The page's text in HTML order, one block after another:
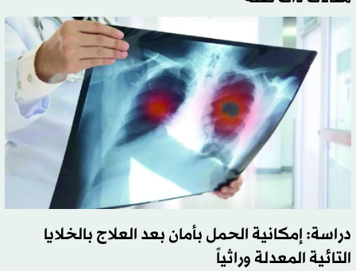
دراسة: إمكانية الحمل بأمان بعد العلاج بالخلايا
التائية المعدلة وراثياً